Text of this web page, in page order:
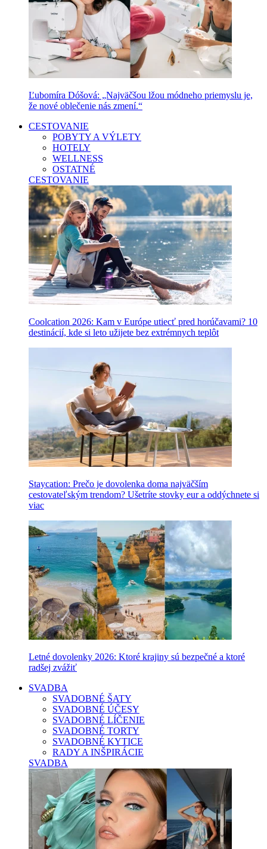
Ľubomíra Dóšová: „Najväčšou lžou módneho priemyslu je,
že nové oblečenie nás zmení.“
CESTOVANIE
POBYTY A VÝLETY
HOTELY
WELLNESS
OSTATNÉ
CESTOVANIE
Coolcation 2026: Kam v Európe utiecť pred horúčavami? 10
destinácií, kde si leto užijete bez extrémnych teplôt
Staycation: Prečo je dovolenka doma najväčším
cestovateľským trendom? Ušetríte stovky eur a oddýchnete si
viac
Letné dovolenky 2026: Ktoré krajiny sú bezpečné a ktoré
radšej zvážiť
SVADBA
SVADOBNÉ ŠATY
SVADOBNÉ ÚČESY
SVADOBNÉ LÍČENIE
SVADOBNÉ TORTY
SVADOBNÉ KYTICE
RADY A INŠPIRÁCIE
SVADBA